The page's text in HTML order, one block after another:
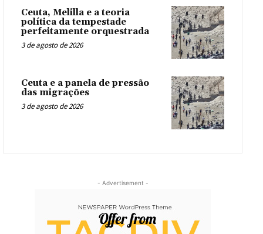
Ceuta, Melilla e a teoria
política da tempestade
perfeitamente orquestrada
3 de agosto de 2026
Ceuta e a panela de pressão
das migrações
3 de agosto de 2026
- Advertisement -